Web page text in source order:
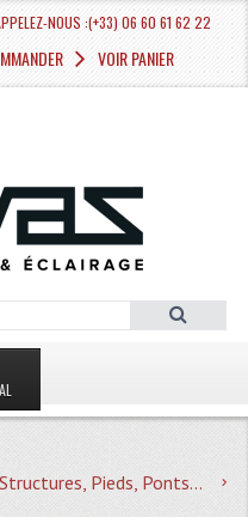
NOUS :(+33) 06 60 61 62 22
VOIR PANIER
Structures, Pieds, Ponts...